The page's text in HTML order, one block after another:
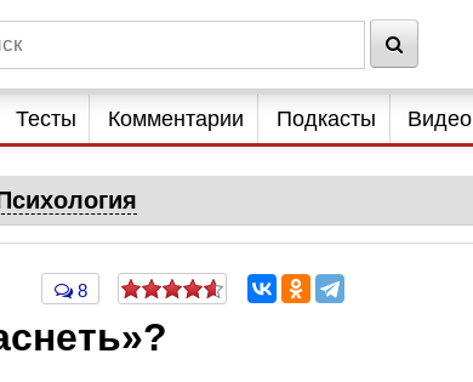
Тесты Комментарии Подкасты Видео
8